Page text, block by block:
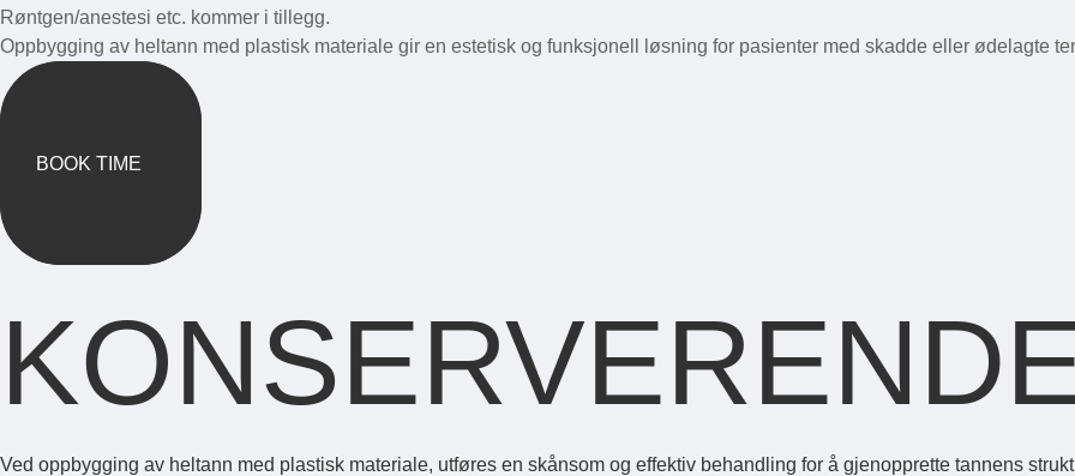
Røntgen/anestesi etc. kommer i tillegg.
Oppbygging av heltann med plastisk materiale gir en estetisk og funksjonell løsning for pasienter med skadde eller ødelagte
BOOK TIME
BOOK TIME
Ved oppbygging av heltann med plastisk materiale, utføres en skånsom og effektiv behandling for å gjenopprette tannens